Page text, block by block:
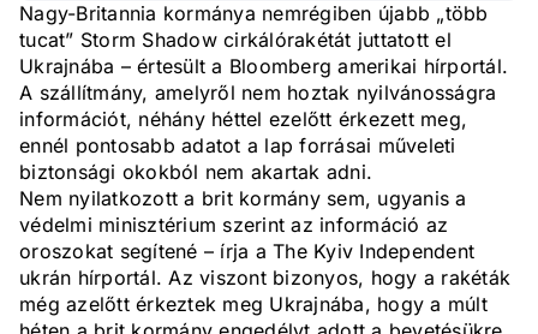
Nagy-Britannia kormánya nemrégiben újabb „több
tucat” Storm Shadow cirkálórakétát juttatott el
Ukrajnába – értesült a Bloomberg amerikai hírportál.
A szállítmány, amelyről nem hoztak nyilvánosságra
információt, néhány héttel ezelőtt érkezett meg,
ennél pontosabb adatot a lap forrásai műveleti
biztonsági okokból nem akartak adni.
Nem nyilatkozott a brit kormány sem, ugyanis a
védelmi minisztérium szerint az információ az
oroszokat segítené – írja a The Kyiv Independent
ukrán hírportál. Az viszont bizonyos, hogy a rakéták
még azelőtt érkeztek meg Ukrajnába, hogy a múlt